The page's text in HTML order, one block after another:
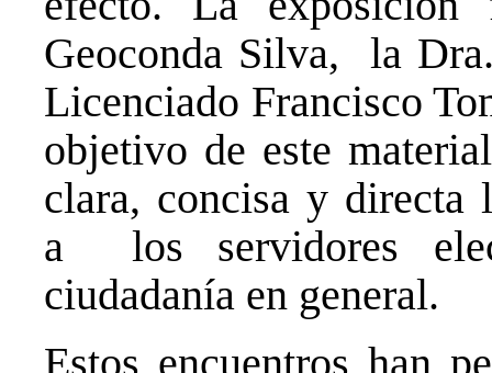
Geoconda Silva, la
Licenciado Francisco
objetivo de este
clara, concisa y directa
a los servidores
ciudadanía en general.
Estos encuentros han